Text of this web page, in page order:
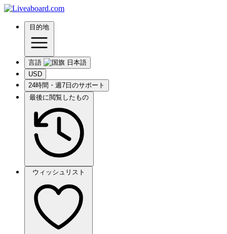
目的地
言語
USD
24時間・週7日のサポート
最後に閲覧したもの
ウィッシュリスト